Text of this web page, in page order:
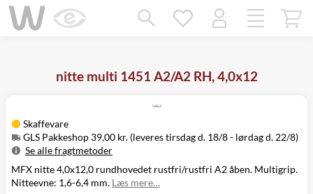
nitte multi 1451 A2/A2 RH, 4,0x12
Skaffevare
GLS Pakkeshop 39,00 kr. (leveres tirsdag d. 18/8 - lørdag d. 22/8)
Se alle fragtmetoder
Metode
Pris
Leveres
Tirsdag d. 18/8
MFX nitte 4,0x12,0 rundhovedet rustfri/rustfri A2 åben. Multigrip.
Nitteevne: 1,6-6,4 mm. Læs mere…
Mangler chatten?
Ret samtykke!